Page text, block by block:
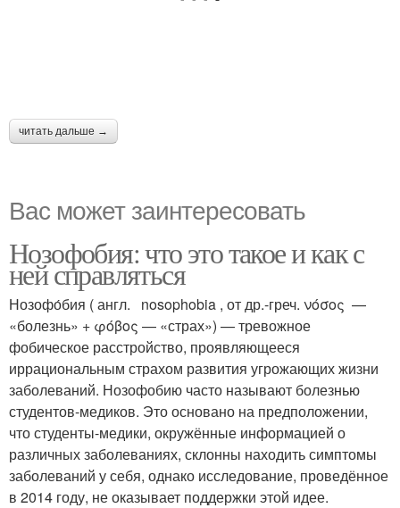
читать дальше →
Вас может заинтересовать
Нозофобия: что это такое и как с
ней справляться
Нозофо́бия ( англ. nosophobia , от др.-греч. νόσος —
«болезнь» + φόβος — «страх») — тревожное
фобическое расстройство, проявляющееся
иррациональным страхом развития угрожающих жизни
заболеваний. Нозофобию часто называют болезнью
студентов-медиков. Это основано на предположении,
что студенты-медики, окружённые информацией о
различных заболеваниях, склонны находить симптомы
заболеваний у себя, однако исследование, проведённое
в 2014 году, не оказывает поддержки этой идее.